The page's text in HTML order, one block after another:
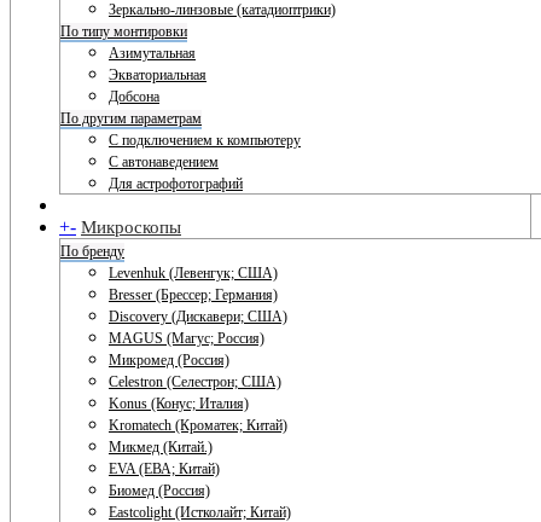
Зеркально-линзовые (катадиоптрики)
По типу монтировки
Азимутальная
Экваториальная
Добсона
По другим параметрам
С подключением к компьютеру
С автонаведением
Для астрофотографий
+- Микроскопы
По бренду
Levenhuk (Левенгук; США)
Bresser (Брессер; Германия)
Discovery (Дискавери; США)
MAGUS (Магус; Россия)
Микромед (Россия)
Celestron (Селестрон; США)
Konus (Конус; Италия)
Kromatech (Кроматек; Китай)
Микмед (Китай.)
EVA (ЕВА; Китай)
Биомед (Россия)
Eastcolight (Истколайт; Китай)